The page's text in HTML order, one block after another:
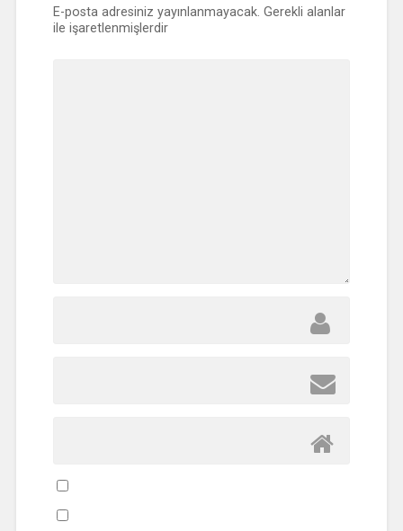
E-posta adresiniz yayınlanmayacak. Gerekli alanlar
ile işaretlenmişlerdir